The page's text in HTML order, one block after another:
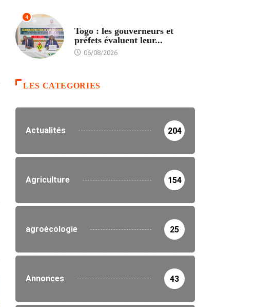
4
Togo : les gouverneurs et
préfets évaluent leur...
06/08/2026
LES CATEGORIES
Actualités 204
Agriculture 154
agroécologie 25
Annonces 43